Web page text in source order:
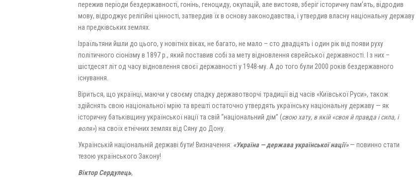
пережив періоди бездержавності, гонінь, геноциду, окупацій, але вистояв, зберіг історичну пам’ять, відродив
мову, відроджує релігійні цінності, затвердив їх в основу законодавства, і утвердив власну національну державу
на предківських землях.
Ізраїльтяни йшли до цього, у новітніх віках, не багато, не мало – сто двадцять і один рік від появи руху
політичного сіонізму в 1897 р., який поставив собі за мету відновлення єврейської державності. І з них –
шістдесят літ од часу відновлення своєї державності у 1948-му. А до того були 2000 років бездержавного
існування.
Віриться, що українці, маючи у своєму спадку державотворчі традиції від часів «Київської Руси», також
здійснять свою національної мрію та врешті остаточно утвердять українську національну державу — як
історичну батьківщину української нації та свій “національний дім” (свою хату, в якій «своя й правда і сила, і
воля») на своїх етнічних землях від Сяну до Дону.
Українській національній державі бути! Визначення: «Україна — держава української нації»— повинно стати
тезою українського Закону!
Віктор Сердулець,